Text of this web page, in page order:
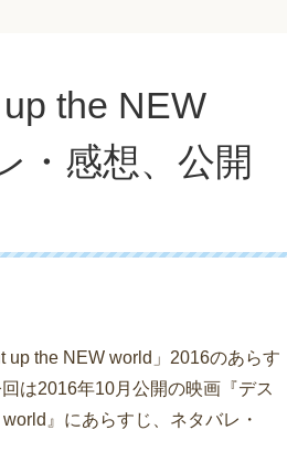
the NEW
・感想、公開
up the NEW world」2016のあらす
は2016年10月公開の映画『デス
』にあらすじ、ネタバレ・